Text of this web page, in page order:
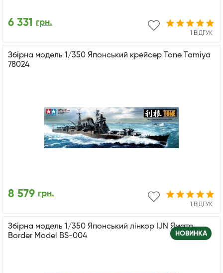
1 ВІДГУК
6 331 грн.
Збірна модель 1/350 Японський крейсер Tone Tamiya
78024
1 ВІДГУК
8 579 грн.
Збірна модель 1/350 Японський лінкор IJN Ямато
Border Model BS-004
НОВИНКА